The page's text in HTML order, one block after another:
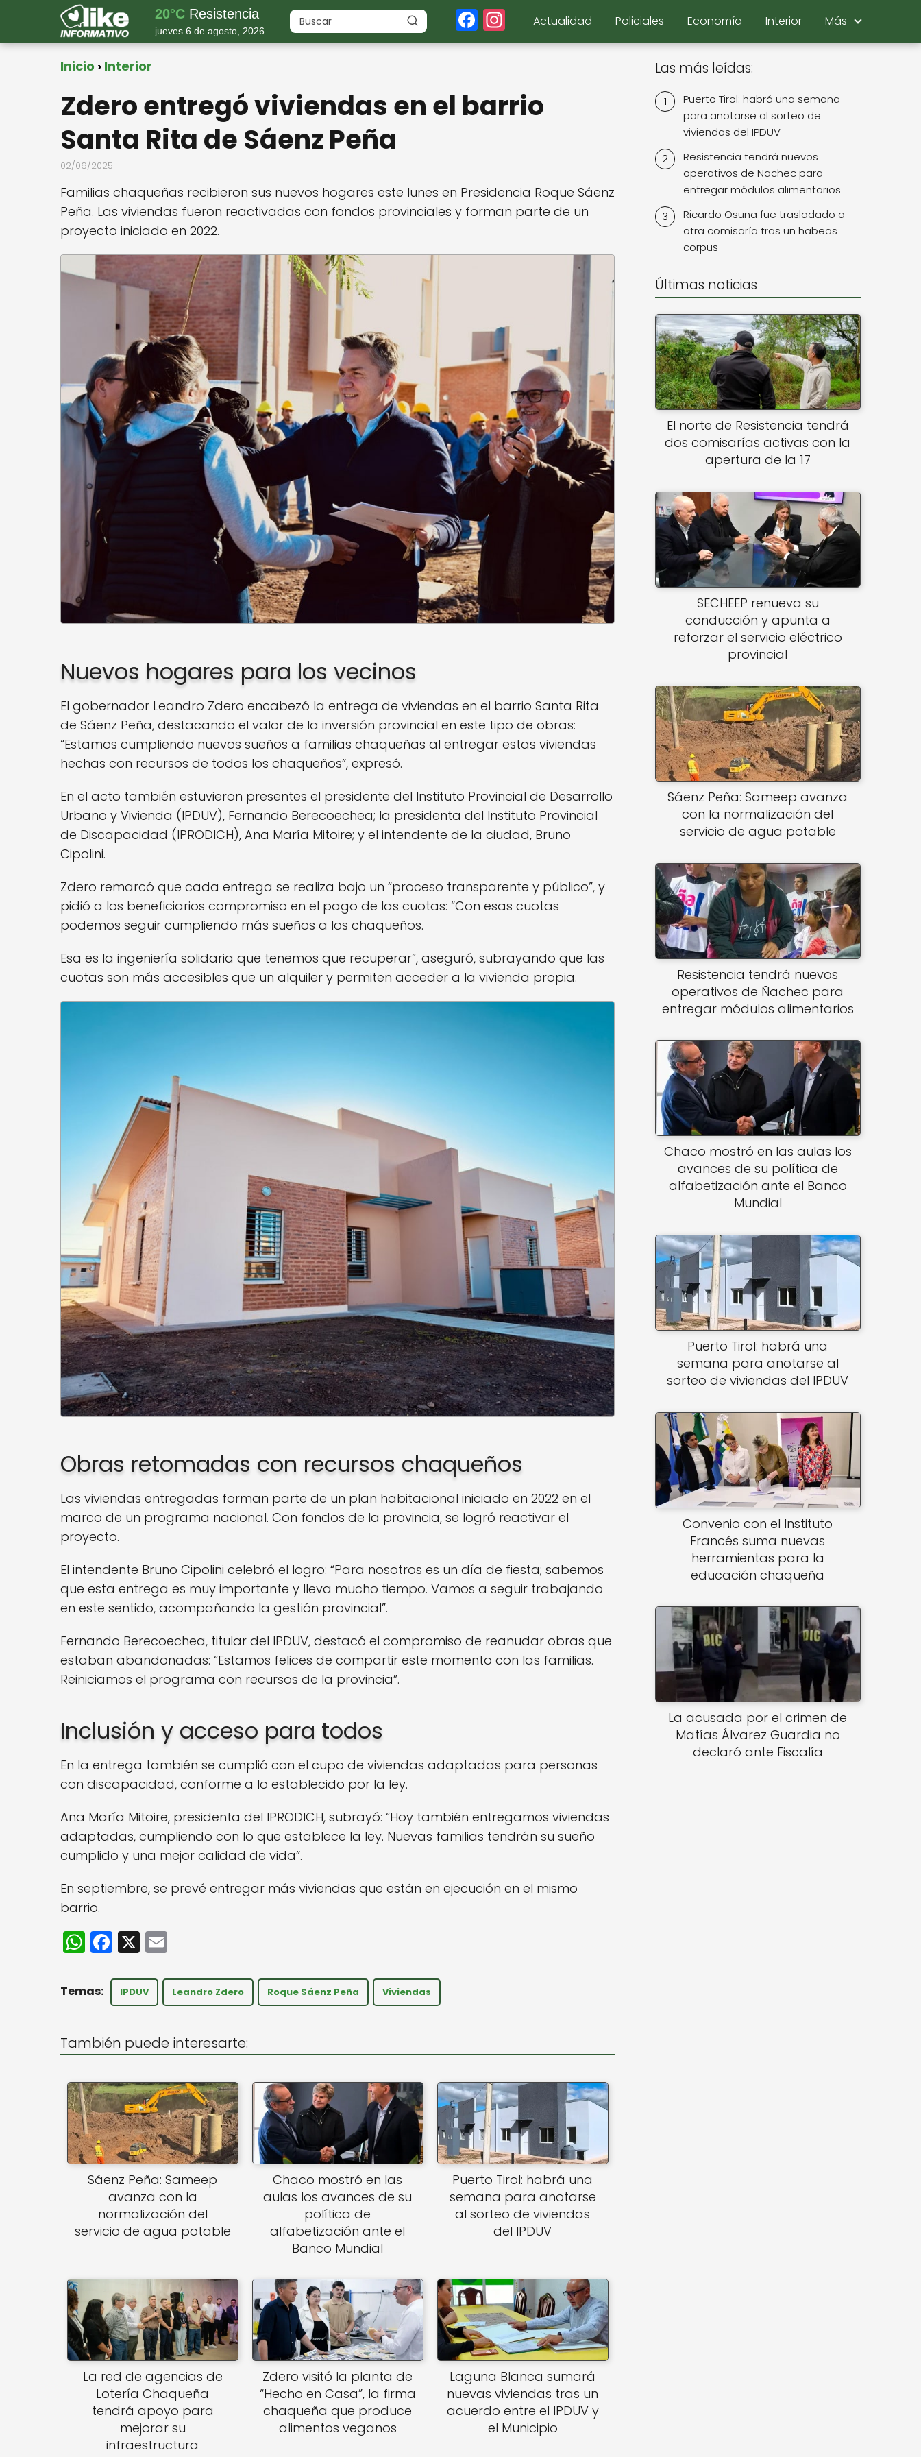
20°CResistencia
jueves 6 de agosto, 2026 F
a
b
In
st
r
Actualidad Policiales Economía Interior Más
Inicio Interior
Zdero entregó viviendas en el barrio
Santa Rita de Sáenz Peña
02/06/2025
Familias chaqueñas recibieron sus nuevos hogares este lunes en Presidencia Roque Sáenz
Peña. Las viviendas fueron reactivadas con fondos provinciales y forman parte de un
proyecto iniciado en 2022.
Nuevos hogares para los vecinos
El gobernador Leandro Zdero encabezó la entrega de viviendas en el barrio Santa Rita
de Sáenz Peña, destacando el valor de la inversión provincial en este tipo de obras:
“Estamos cumpliendo nuevos sueños a familias chaqueñas al entregar estas viviendas
hechas con recursos de todos los chaqueños”, expresó.
En el acto también estuvieron presentes el presidente del Instituto Provincial de Desarrollo
Urbano y Vivienda (IPDUV), Fernando Berecoechea; la presidenta del Instituto Provincial
de Discapacidad (IPRODICH), Ana María Mitoire; y el intendente de la ciudad, Bruno
Cipolini.
Zdero remarcó que cada entrega se realiza bajo un “proceso transparente y público”, y
pidió a los beneficiarios compromiso en el pago de las cuotas: “Con esas cuotas
podemos seguir cumpliendo más sueños a los chaqueños.
Esa es la ingeniería solidaria que tenemos que recuperar”, aseguró, subrayando que las
cuotas son más accesibles que un alquiler y permiten acceder a la vivienda propia.
Obras retomadas con recursos chaqueños
Las viviendas entregadas forman parte de un plan habitacional iniciado en 2022 en el
marco de un programa nacional. Con fondos de la provincia, se logró reactivar el
proyecto.
El intendente Bruno Cipolini celebró el logro: “Para nosotros es un día de fiesta; sabemos
que esta entrega es muy importante y lleva mucho tiempo. Vamos a seguir trabajando
en este sentido, acompañando la gestión provincial”.
Fernando Berecoechea, titular del IPDUV, destacó el compromiso de reanudar obras que
estaban abandonadas: “Estamos felices de compartir este momento con las familias.
Reiniciamos el programa con recursos de la provincia”.
Inclusión y acceso para todos
En la entrega también se cumplió con el cupo de viviendas adaptadas para personas
con discapacidad, conforme a lo establecido por la ley.
Ana María Mitoire, presidenta del IPRODICH, subrayó: “Hoy también entregamos viviendas
adaptadas, cumpliendo con lo que establece la ley. Nuevas familias tendrán su sueño
cumplido y una mejor calidad de vida”.
En septiembre, se prevé entregar más viviendas que están en ejecución en el mismo
barrio.
W
h
a
A
p
F
a
c
e
o
k
X
ai
l
IPDUV Leandro Zdero Roque Sáenz Peña Viviendas
También puede interesarte:
Sáenz Peña: Sameep
avanza con la
normalización del
servicio de agua potable
Chaco mostró en las
aulas los avances de su
política de
alfabetización ante el
Banco Mundial
Puerto Tirol: habrá una
semana para anotarse
al sorteo de viviendas
del IPDUV
La red de agencias de
Lotería Chaqueña
tendrá apoyo para
mejorar su
infraestructura
Zdero visitó la planta de
“Hecho en Casa”, la firma
chaqueña que produce
alimentos veganos
Laguna Blanca sumará
nuevas viviendas tras un
acuerdo entre el IPDUV y
el Municipio
Las más leídas:
Puerto Tirol: habrá una semana
para anotarse al sorteo de
viviendas del IPDUV
Resistencia tendrá nuevos
operativos de Ñachec para
entregar módulos alimentarios
Ricardo Osuna fue trasladado a
otra comisaría tras un habeas
corpus
Últimas noticias
El norte de Resistencia tendrá
dos comisarías activas con la
apertura de la 17
SECHEEP renueva su
conducción y apunta a
reforzar el servicio eléctrico
provincial
Sáenz Peña: Sameep avanza
con la normalización del
servicio de agua potable
Resistencia tendrá nuevos
operativos de Ñachec para
entregar módulos alimentarios
Chaco mostró en las aulas los
avances de su política de
alfabetización ante el Banco
Mundial
Puerto Tirol: habrá una
semana para anotarse al
sorteo de viviendas del IPDUV
Convenio con el Instituto
Francés suma nuevas
herramientas para la
educación chaqueña
La acusada por el crimen de
Matías Álvarez Guardia no
declaró ante Fiscalía